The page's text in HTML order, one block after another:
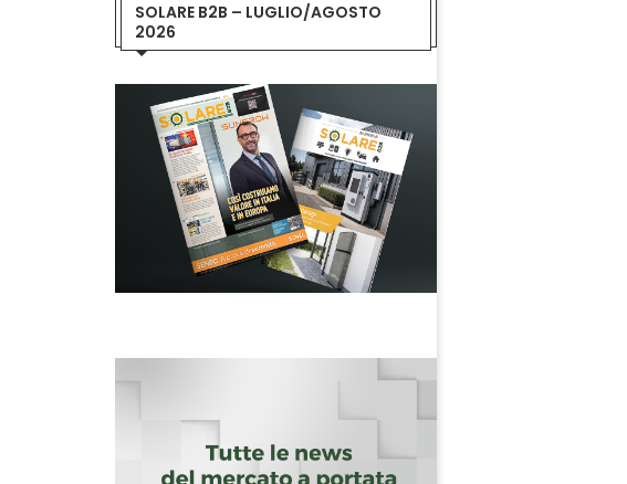
SOLARE B2B – LUGLIO/AGOSTO
2026